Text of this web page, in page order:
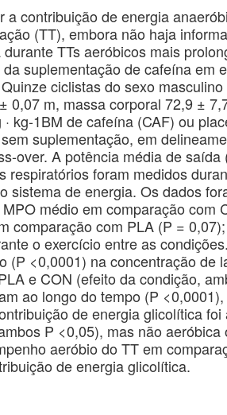
contribuição de energia
(TT), embora não haja
TTs aeróbicos mais
suplementação de cafeína em
ciclistas do sexo
0,07 m, massa corporal 72,9 ±
kg-1BM de cafeína (CAF) ou
suplementação, em
over. A potência média de
respiratórios foram medidos
sistema de energia. Os dados
médio em comparação com
comparação com PLA (P =
o exercício entre as
(P <0,0001) na concentração de
e CON (efeito da condição,
ao longo do tempo (P
de energia glicolítica
P <0,05), mas não aeróbica
aeróbio do TT em
de energia glicolítica.